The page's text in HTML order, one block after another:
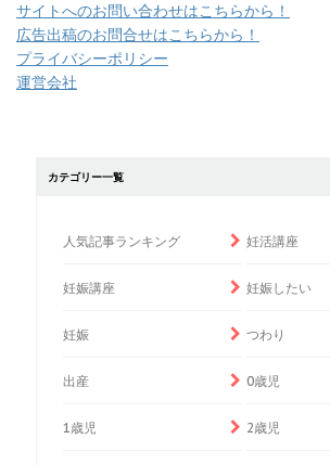
サイトへのお問い合わせはこちらから！
広告出稿のお問合せはこちらから！
プライバシーポリシー
運営会社
カテゴリー一覧
人気記事ランキング 妊活講座
妊娠講座 妊娠したい
妊娠 つわり
出産 0歳児
1歳児 2歳児